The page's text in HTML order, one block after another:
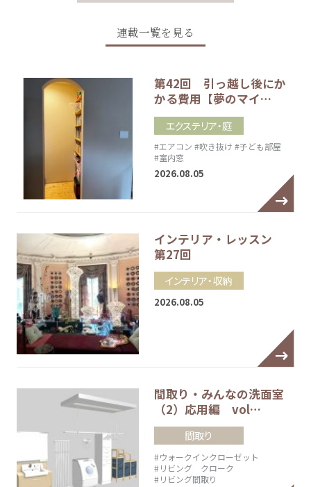
連載一覧を見る
第42回 引っ越し後にか
かる費用【夢のマイ…
エクステリア・庭
#エアコン #吹き抜け #子ども部屋
#室内窓
2026.08.05
インテリア・レッスン
第27回
インテリア・収納
2026.08.05
間取り・みんなの洗面室
（2）応用編 vol…
間取り
#ウォークインクローゼット
#リビング クローク
#リビング間取り